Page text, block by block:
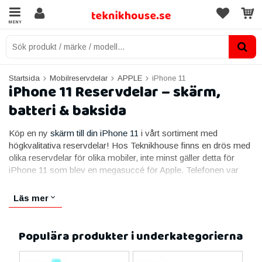
MENY
Startsida Mobilreservdelar APPLE iPhone 11
iPhone 11 Reservdelar – skärm,
batteri & baksida
Köp en ny skärm till din iPhone 11 i vårt sortiment med
högkvalitativa reservdelar! Hos Teknikhouse finns en drös med
olika reservdelar för olika mobiler, inte minst gäller detta för
iPhone 11 som blev en megasuccé för Apple. Telefonen var
tilltalande form och kristallklar display. Med ljud, bluetooth,
trådlöst internet och en uppsättning kameror som är bland de
precis som med all teknik så finns det begränsningar. Har man
råkat tappa mobilen, fått in partiklar i någon öppning i mobilen
Läs mer
Populära produkter i underkategorierna